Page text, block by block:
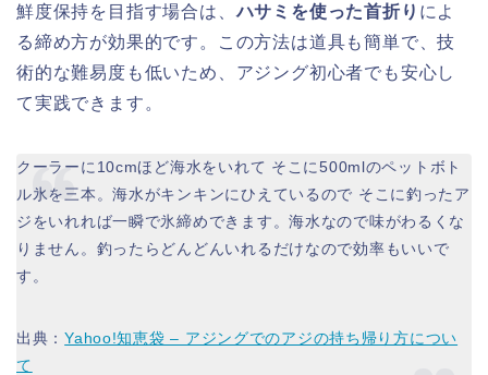
鮮度保持を目指す場合は、ハサミを使った首折り によ
る締め方が効果的です。この方法は道具も簡単で、技
術的な難易度も低いため、アジング初心者でも安心し
て実践できます。
クーラーに10cmほど海水をいれて そこに500mlのペットボト
ル氷を三本。海水がキンキンにひえているので そこに釣ったア
ジをいれれば一瞬で氷締めできます。海水なので味がわるくな
りません。釣ったらどんどんいれるだけなので効率もいいで
す。
出典：Yahoo!知恵袋 – アジングでのアジの持ち帰り方につい
て